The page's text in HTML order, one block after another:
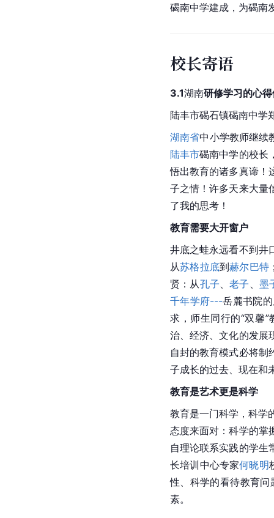
碣南中学建成，为碣南
校长寄语
3.1湖南研修学习的心
陆丰市碣石镇碣南中学
湖南省中小学教师继续
陆丰市碣南中学的校长
悟出教育的诸多真谛！
子之情！许多天来大量
了我的思考！
教育需要大开窗户
井底之蛙永远看不到井
从苏格拉底到赫尔巴特
贤：从孔子 、老子
墨
千年学府---岳麓书院
求，师生同行的“双馨
治、经济、文化的发展
自封的教育模式必将制
子成长的过去、现在和
教育是艺术更是科学
教育是一门科学，科学
态度来面对：科学的掌
自理论联系实践的学生
长培训中心专家何晓明
性、科学的看待教育
素。